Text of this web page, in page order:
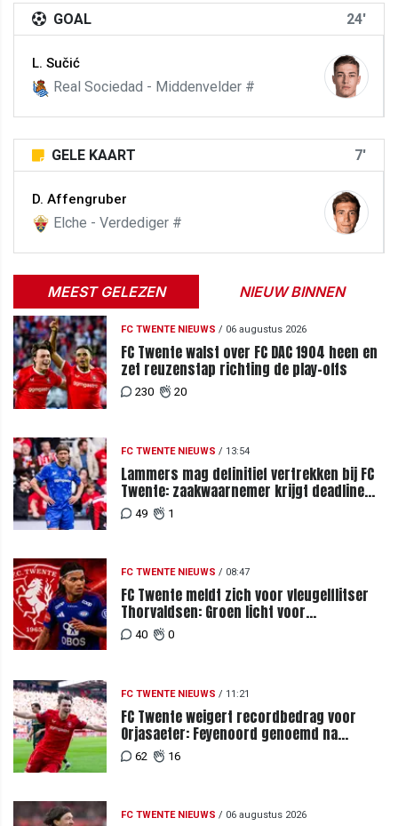
GOAL 24'
L. Sučić
Real Sociedad - Middenvelder #
GELE KAART 7'
D. Affengruber
Elche - Verdediger #
MEEST GELEZEN NIEUW BINNEN
FC TWENTE NIEUWS / 06 augustus 2026
FC Twente walst over FC DAC 1904 heen en
zet reuzenstap richting de play-offs
230 20
FC TWENTE NIEUWS / 13:54
Lammers mag definitief vertrekken bij FC
Twente: zaakwaarnemer krijgt deadline
vanwege komst vervanger
49 1
FC TWENTE NIEUWS / 08:47
FC Twente meldt zich voor vleugelflitser
Thorvaldsen: Groen licht voor
miljoenenbod
40 0
FC TWENTE NIEUWS / 11:21
FC Twente weigert recordbedrag voor
Orjasaeter: Feyenoord genoemd na
megabod
62 16
FC TWENTE NIEUWS / 06 augustus 2026